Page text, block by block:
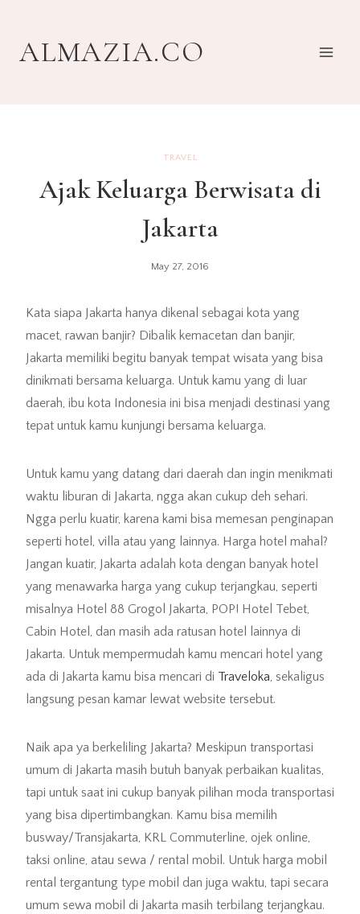
contentALMAZIA.CO
TRAVEL
Ajak Keluarga Berwisata di
Jakarta
May 27, 2016
Kata siapa Jakarta hanya dikenal sebagai kota yang
macet, rawan banjir? Dibalik kemacetan dan banjir,
Jakarta memiliki begitu banyak tempat wisata yang bisa
dinikmati bersama keluarga. Untuk kamu yang di luar
daerah, ibu kota Indonesia ini bisa menjadi destinasi yang
tepat untuk kamu kunjungi bersama keluarga.
Untuk kamu yang datang dari daerah dan ingin menikmati
waktu liburan di Jakarta, ngga akan cukup deh sehari.
Ngga perlu kuatir, karena kami bisa memesan penginapan
seperti hotel, villa atau yang lainnya. Harga hotel mahal?
Jangan kuatir, Jakarta adalah kota dengan banyak hotel
yang menawarka harga yang cukup terjangkau, seperti
misalnya Hotel 88 Grogol Jakarta, POP! Hotel Tebet,
Cabin Hotel, dan masih ada ratusan hotel lainnya di
Jakarta. Untuk mempermudah kamu mencari hotel yang
ada di Jakarta kamu bisa mencari di Traveloka, sekaligus
langsung pesan kamar lewat website tersebut.
Naik apa ya berkeliling Jakarta? Meskipun transportasi
umum di Jakarta masih butuh banyak perbaikan kualitas,
tapi untuk saat ini cukup banyak pilihan moda transportasi
yang bisa dipertimbangkan. Kamu bisa memilih
busway/Transjakarta, KRL Commuterline, ojek online,
taksi online, atau sewa / rental mobil. Untuk harga mobil
rental tergantung type mobil dan juga waktu, tapi secara
umum sewa mobil di Jakarta masih terbilang terjangkau.